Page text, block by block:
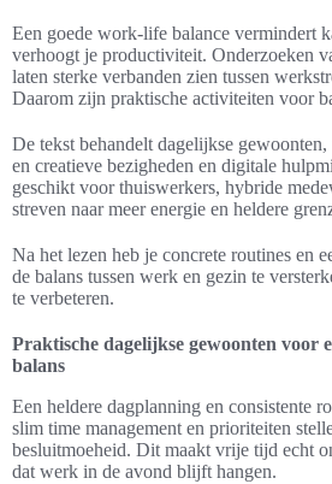
Een goede work-life balance vermindert
verhoogt je productiviteit. Onderzoeken
laten sterke verbanden zien tussen
Daarom zijn praktische activiteiten voor
De tekst behandelt dagelijkse
en creatieve bezigheden en digitale
geschikt voor thuiswerkers, hybride
streven naar meer energie en heldere
Na het lezen heb je concrete routines en
de balans tussen werk en gezin te
te verbeteren.
Praktische dagelijkse gewoonten voor
balans
Een heldere dagplanning en consistente
slim time management en prioriteiten
besluitmoeheid. Dit maakt vrije tijd echt
dat werk in de avond blijft hangen.